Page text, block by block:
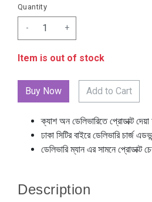
Quantity
- +
Item is out of stock
Add to Cart
ক্যাশ অন ডেলিভারিতে প্রোডাক্ট
ঢাকা সিটির বাইরে ডেলিভারি চার্জ
ডেলিভারি ম্যান এর সামনে প্রোডাক্ট
Description